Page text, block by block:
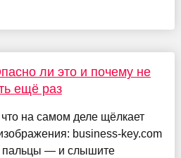
ли это и почему не
ещё раз
на самом деле щёлкает
business-key.com
пальцы — и слышите